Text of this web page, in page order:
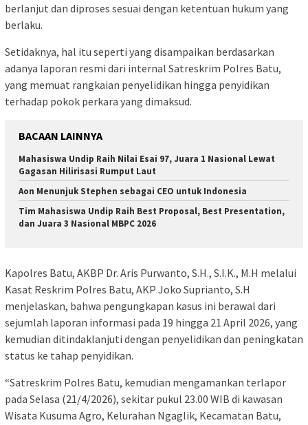
berlanjut dan diproses sesuai dengan ketentuan hukum yang
berlaku.
Setidaknya, hal itu seperti yang disampaikan berdasarkan
adanya laporan resmi dari internal Satreskrim Polres Batu,
yang memuat rangkaian penyelidikan hingga penyidikan
terhadap pokok perkara yang dimaksud.
BACAAN LAINNYA
Mahasiswa Undip Raih Nilai Esai 97, Juara 1 Nasional Lewat
Gagasan Hilirisasi Rumput Laut
Aon Menunjuk Stephen sebagai CEO untuk Indonesia
Tim Mahasiswa Undip Raih Best Proposal, Best Presentation,
dan Juara 3 Nasional MBPC 2026
Kapolres Batu, AKBP Dr. Aris Purwanto, S.H., S.I.K., M.H melalui
Kasat Reskrim Polres Batu, AKP Joko Suprianto, S.H
menjelaskan, bahwa pengungkapan kasus ini berawal dari
sejumlah laporan informasi pada 19 hingga 21 April 2026, yang
kemudian ditindaklanjuti dengan penyelidikan dan peningkatan
status ke tahap penyidikan.
“Satreskrim Polres Batu, kemudian mengamankan terlapor
pada Selasa (21/4/2026), sekitar pukul 23.00 WIB di kawasan
Wisata Kusuma Agro, Kelurahan Ngaglik, Kecamatan Batu,